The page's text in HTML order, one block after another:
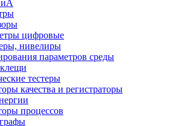
цифровые
нивелиры
параметров среды
тестеры
качества и регистраторы
процессов